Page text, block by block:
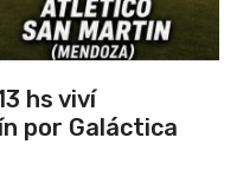
hockey